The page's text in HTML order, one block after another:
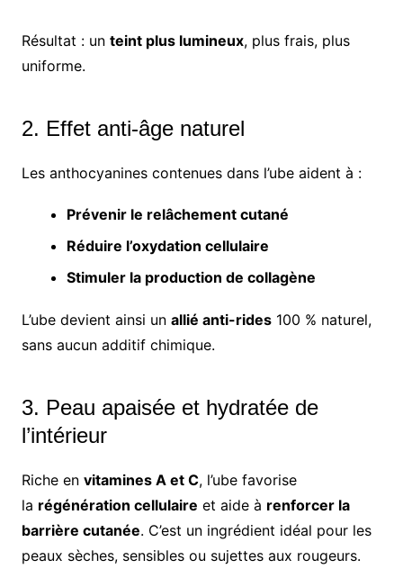
Résultat : un teint plus lumineux, plus frais, plus
uniforme.
2. Effet anti-âge naturel
Les anthocyanines contenues dans l’ube aident à :
Prévenir le relâchement cutané
Réduire l’oxydation cellulaire
Stimuler la production de collagène
L’ube devient ainsi un allié anti-rides100 % naturel,
sans aucun additif chimique.
3. Peau apaisée et hydratée de
l’intérieur
Riche en vitamines A et C, l’ube favorise
la régénération cellulaire et aide à renforcer la
barrière cutanée. C’est un ingrédient idéal pour les
peaux sèches, sensibles ou sujettes aux rougeurs.